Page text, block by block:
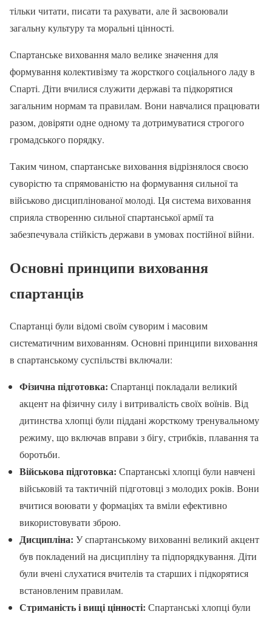
тільки читати, писати та рахувати, але й засвоювали
загальну культуру та моральні цінності.
Спартанське виховання мало велике значення для
формування колективізму та жорсткого соціального ладу в
Спарті. Діти вчилися служити державі та підкорятися
загальним нормам та правилам. Вони навчалися працювати
разом, довіряти одне одному та дотримуватися строгого
громадського порядку.
Таким чином, спартанське виховання відрізнялося своєю
суворістю та спрямованістю на формування сильної та
військово дисциплінованої молоді. Ця система виховання
сприяла створенню сильної спартанської армії та
забезпечувала стійкість держави в умовах постійної війни.
Основні принципи виховання
спартанців
Спартанці були відомі своїм суворим і масовим
систематичним вихованням. Основні принципи виховання
в спартанському суспільстві включали:
Фізична підготовка: Спартанці покладали великий
акцент на фізичну силу і витривалість своїх воїнів. Від
дитинства хлопці були піддані жорсткому тренувальному
режиму, що включав вправи з бігу, стрибків, плавання та
боротьби.
Військова підготовка: Спартанські хлопці були навчені
військовій та тактичній підготовці з молодих років. Вони
вчитися воювати у формаціях та вміли ефективно
використовувати зброю.
Дисципліна: У спартанському вихованні великий акцент
був покладений на дисципліну та підпорядкування. Діти
були вчені слухатися вчителів та старших і підкорятися
встановленим правилам.
Стриманість і вищі цінності: Спартанські хлопці були